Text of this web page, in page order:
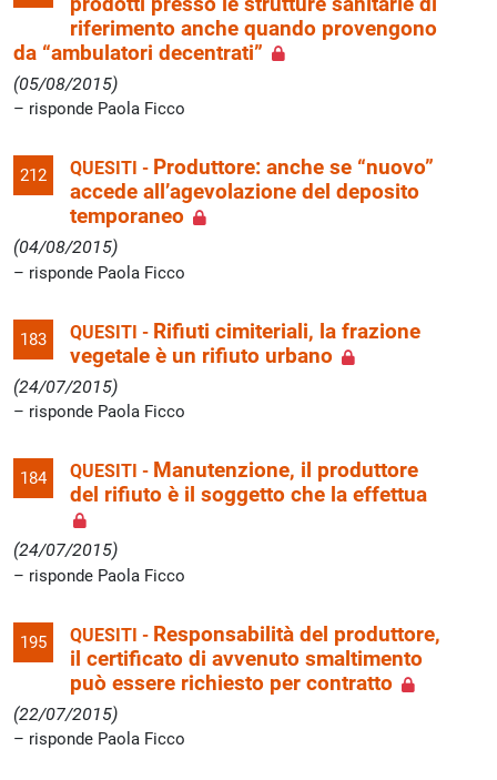
riferimento anche quando provengono
da “ambulatori decentrati”
(05/08/2015)
risponde Paola Ficco
212 QUESITI - Produttore: anche se “nuovo”
accede all’agevolazione del deposito
temporaneo
(04/08/2015)
risponde Paola Ficco
183 QUESITI - Rifiuti cimiteriali, la frazione
vegetale è un rifiuto urbano
(24/07/2015)
risponde Paola Ficco
184 QUESITI - Manutenzione, il produttore
del rifiuto è il soggetto che la effettua
(24/07/2015)
risponde Paola Ficco
195 QUESITI - Responsabilità del produttore,
il certificato di avvenuto smaltimento
può essere richiesto per contratto
(22/07/2015)
risponde Paola Ficco